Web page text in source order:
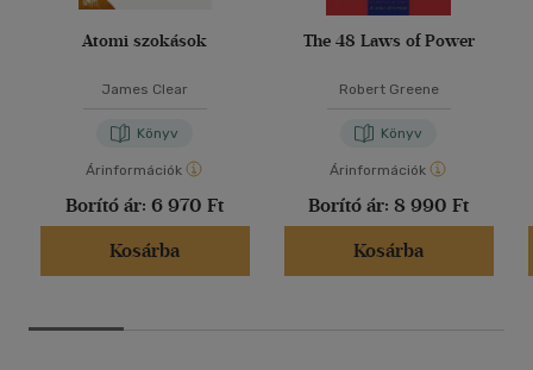
Atomi szokások
James Clear
Könyv
Árinformációk
Borító ár: 6 970 Ft
Kosárba
The 48 Laws of Power
Robert Greene
Könyv
Árinformációk
Borító ár: 8 990 Ft
Kosárba